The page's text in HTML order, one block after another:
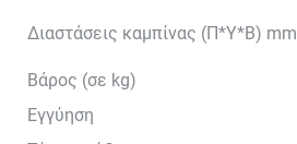
Διαστάσεις καμπίνας (Π*Υ*Β) mm
Βάρος (σε kg)
Εγγύηση